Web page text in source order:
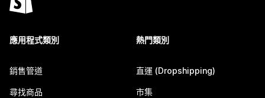
應用程式類別
銷售管道
尋找商品
熱門類別
直運 (Dropshipping)
市集